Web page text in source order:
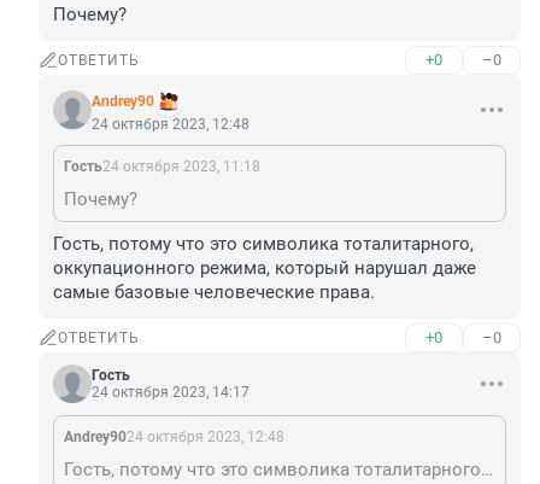
Почему?
ОТВЕТИТЬ +0 –0
Andrey90
24 октября 2023, 12:48
Гость24 октября 2023, 11:18
Почему?
Гость, потому что это символика тоталитарного,
оккупационного режима, который нарушал даже
самые базовые человеческие права.
ОТВЕТИТЬ +0 –0
Гость
24 октября 2023, 14:17
Andrey9024 октября 2023, 12:48
Гость, потому что это символика тоталитарного, оккупационного режима, который нарушал даже самые базовые человеческие права.